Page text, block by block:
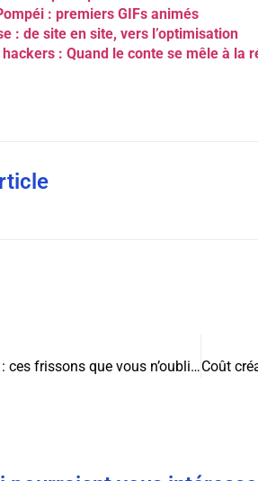
: premiers GIFs animés
: de site en site, vers l’optimisation
: Quand le conte se mêle à la
Horreur et jeux vidéo : ces frissons que vous n’oublierez jamais !